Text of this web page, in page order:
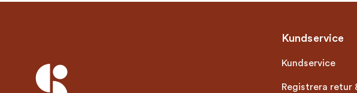
Kundservice
Kundservice
Registrera retur